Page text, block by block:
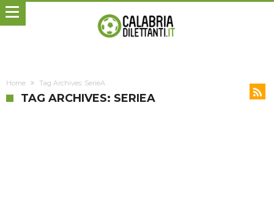
Home Tag Archives: SerieA
TAG ARCHIVES: SERIEA